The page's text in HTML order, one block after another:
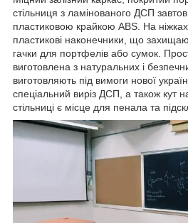
стільниця з ламінованого ДСП
пластиковою крайкою ABS. На ніжках
пластикові наконечники, що
гачки для портфелів або сумок.
виготовлена з натуральних і
виготовляють під вимоги нової
спеціальний виріз ДСП, а також кут
стільниці є місце для пенала та